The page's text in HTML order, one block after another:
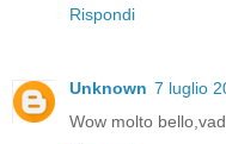
Rispondi
Unknown 7 luglio
Wow molto